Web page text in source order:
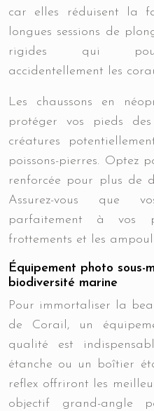
car elles réduisent la
longues sessions de
rigides qui
accidentellement les
Les chaussons en
protéger vos pieds
créatures
poissons-pierres. Optez
renforcée pour plus de
Assurez-vous que
parfaitement à vos
frottements et les
Équipement photo
biodiversité marine
Pour immortaliser la
de Corail, un
qualité est
étanche ou un boîtier
reflex offriront les
objectif grand-angle